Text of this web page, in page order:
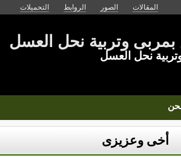
المقالات الصور الروابط التحميلات
وتربية نحل العسل
نحل العسل
أخى وعزيزى